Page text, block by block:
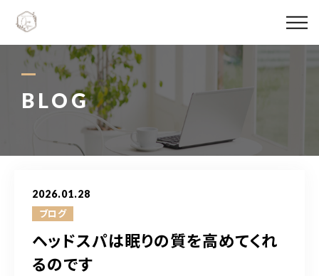
BLOG
2026.01.28
ブログ
ヘッドスパは眠りの質を高めてくれ
るのです
Ojas spaについて
メニュー料金
施術実績
アクセス